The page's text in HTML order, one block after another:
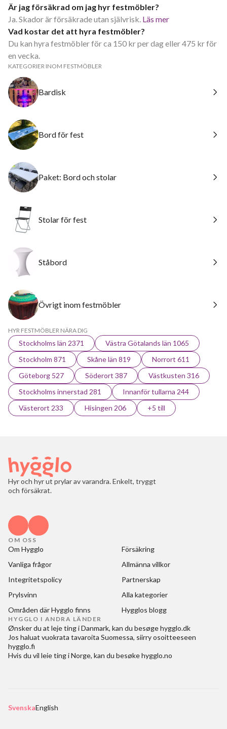
Är jag försäkrad om jag hyr festmöbler?
Ja. Skador är försäkrade utan självrisk. Läs mer
Vad kostar det att hyra festmöbler?
Du kan hyra festmöbler för ca 150 kr per dag eller 475 kr för
en vecka.
KATEGORIER INOM FESTMÖBLER
Bardisk
Bord för fest
Paket: Bord och stolar
Stolar för fest
Ståbord
Övrigt inom festmöbler
HYR FESTMÖBLER NÄRA DIG
Stockholms län 2371
Västra Götalands län 1065
Stockholm 871
Skåne län 819
Norrort 611
Göteborg 527
Söderort 387
Västkusten 316
Stockholms innerstad 281
Innanför tullarna 244
Västerort 233
Hisingen 206 +5 till
Hyr och hyr ut prylar av varandra. Enkelt, tryggt
och försäkrat.
OM OSS
Om Hygglo
Försäkring
Vanliga frågor
Allmänna villkor
Integritetspolicy
Partnerskap
Prylsvinn
Alla kategorier
Områden där Hygglo finns
Hygglos blogg
HYGGLO I ANDRA LÄNDER
Ønsker du at leje ting i Danmark, kan du besøgehygglo.dk
Jos haluat vuokrata tavaroita Suomessa, siirry osoitteeseen
hygglo.fi
Hvis du vil leie ting i Norge, kan du besøkehygglo.no
SvenskaEnglish